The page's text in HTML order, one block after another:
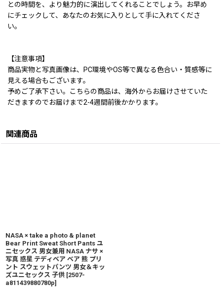
との時間を、より魅力的に演出してくれることでしょう。お早め
にチェックして、あなたのお気に入りとして手に入れてくださ
い。
【注意事項】
商品実物と写真画像は、PC環境やOS等で異なる色合い・質感等に
見える場合もございます。
予めご了承下さい。こちらの商品は、海外からお届けさせていた
だきますのでお届けまで2-4週間前後かかります。
関連商品
NASA × take a photo & planet
Bear Print Sweat Short Pants ユ
ニセックス 男女兼用 NASA ナサ ×
写真 惑星 テディベア ベア 熊 プリ
ント スウェットパンツ 男女＆キッ
ズユニセックス 子供 [2507-
a811439880780p]